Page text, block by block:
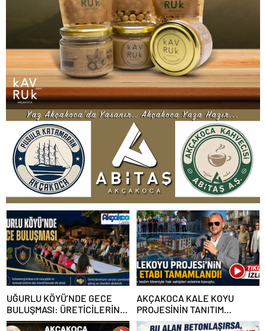
UĞURLU KÖYÜ’NDE GECE
BULUŞMASI: ÜRETİCİLERİN
GÜNDEMİNDE KAHVERENGİ
AKÇAKOCA KALE KOYU
PROJESİNİN TANITIM
ETKİNLİĞİ MUHTEŞEM OLDU